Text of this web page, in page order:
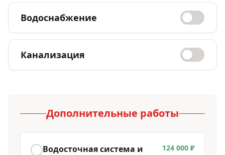
Водоснабжение
Канализация
Дополнительные работы
Водосточная система и 124 000 ₽